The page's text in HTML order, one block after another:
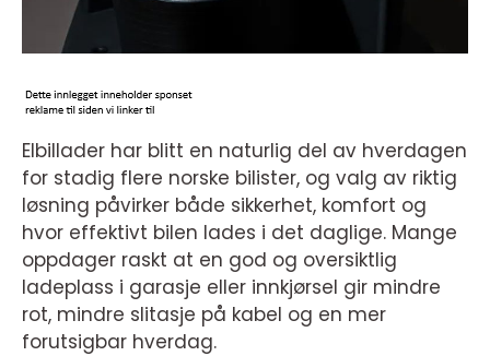
Elbillader har blitt en naturlig del av hverdagen
for stadig flere norske bilister, og valg av riktig
løsning påvirker både sikkerhet, komfort og
hvor effektivt bilen lades i det daglige. Mange
oppdager raskt at en god og oversiktlig
ladeplass i garasje eller innkjørsel gir mindre
rot, mindre slitasje på kabel og en mer
forutsigbar hverdag.